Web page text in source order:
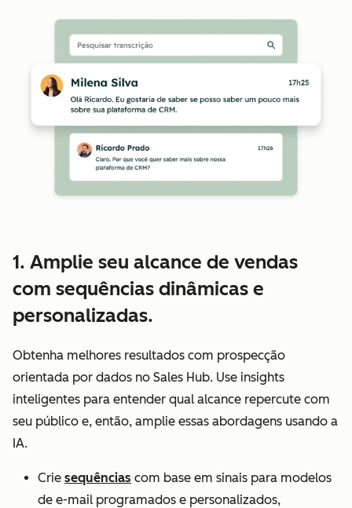
1. Amplie seu alcance de vendas
com sequências dinâmicas e
personalizadas.
Obtenha melhores resultados com prospecção
orientada por dados no Sales Hub. Use insights
inteligentes para entender qual alcance repercute com
seu público e, então, amplie essas abordagens usando a
IA.
Crie sequências com base em sinais para modelos
de e-mail programados e personalizados,